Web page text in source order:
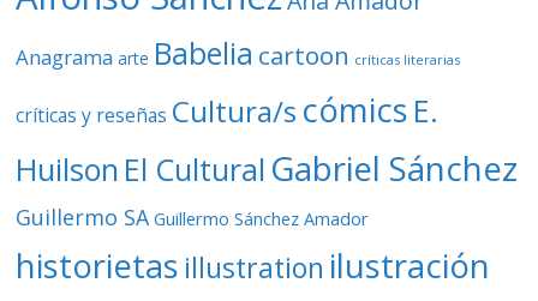
Anagrama arte Babelia cartoon críticas literarias
críticas y reseñas Cultura/s cómics E.
Huilson El Cultural Gabriel Sánchez
Guillermo SA Guillermo Sánchez Amador
historietas illustration ilustración